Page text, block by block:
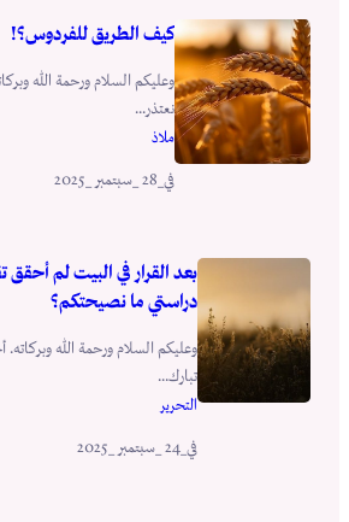
كيف الطريق للفردوس؟!
وعليكم السلام ورحمة الله
نعتذر...
ملاذ
في_28 _سبتمبر _2025
بعد القرار في البيت لم أحقق
دراستي ما نصيحتكم؟
وعليكم السلام ورحمة الله وبركاته.
تبارك...
التحرير
في_24 _سبتمبر _2025